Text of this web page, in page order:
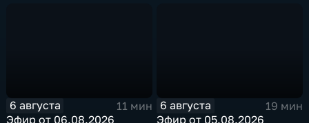
6 августа
11 мин
Эфир от 06.08.2026
6 августа
19 мин
Эфир от 05.08.2026